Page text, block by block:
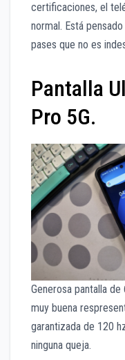
certificaciones, el
normal. Está
pases que no es
Pantalla
Pro 5G.
Generosa pantalla
muy buena
garantizada de 120
ninguna queja.